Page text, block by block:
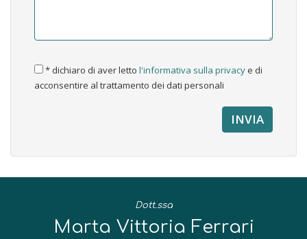
* dichiaro di aver letto l'informativa sulla privacy e di
acconsentire al trattamento dei dati personali
Dott.ssa
Marta Vittoria Ferrari